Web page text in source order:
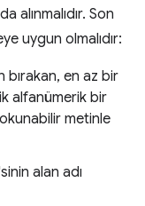
alınmalıdır. Son
uygun olmalıdır:
bırakan, en az bir
alfanümerik bir
metinle
alan adı